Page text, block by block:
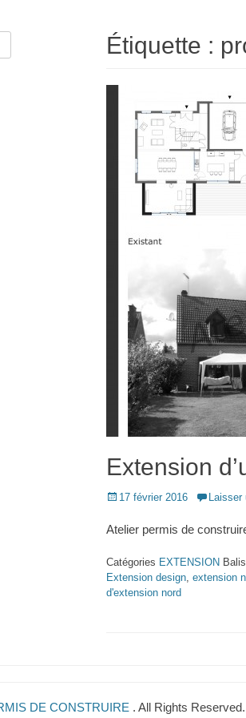
Étiquette :
Extension
Posted
17 février 2016 Laisser
Atelier permis de
Catégories EXTENSION
Extension design, extension
d'extension nord
DE CONSTRUIRE . All Rights Reserved.